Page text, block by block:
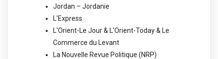
Jordan – Jordanie
L'Express
L'Orient-Le Jour & L'Orient-Today & Le
Commerce du Levant
La Nouvelle Revue Politique (NRP)